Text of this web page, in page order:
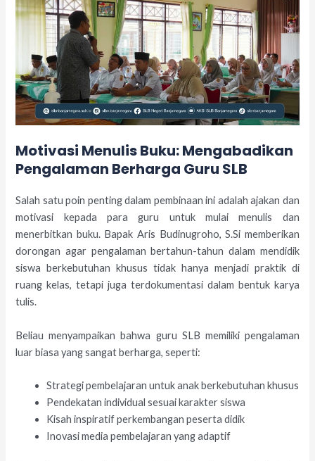
Motivasi Menulis Buku: Mengabadikan
Pengalaman Berharga Guru SLB
Salah satu poin penting dalam pembinaan ini adalah ajakan dan
motivasi kepada para guru untuk mulai menulis dan
menerbitkan buku. Bapak Aris Budinugroho, S.Si memberikan
dorongan agar pengalaman bertahun-tahun dalam mendidik
siswa berkebutuhan khusus tidak hanya menjadi praktik di
ruang kelas, tetapi juga terdokumentasi dalam bentuk karya
tulis.
Beliau menyampaikan bahwa guru SLB memiliki pengalaman
luar biasa yang sangat berharga, seperti:
Strategi pembelajaran untuk anak berkebutuhan khusus
Pendekatan individual sesuai karakter siswa
Kisah inspiratif perkembangan peserta didik
Inovasi media pembelajaran yang adaptif